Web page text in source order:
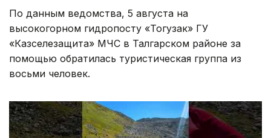
По данным ведомства, 5 августа на
высокогорном гидропосту «Тогузак» ГУ
«Казселезащита» МЧС в Талгарском районе за
помощью обратилась туристическая группа из
восьми человек.